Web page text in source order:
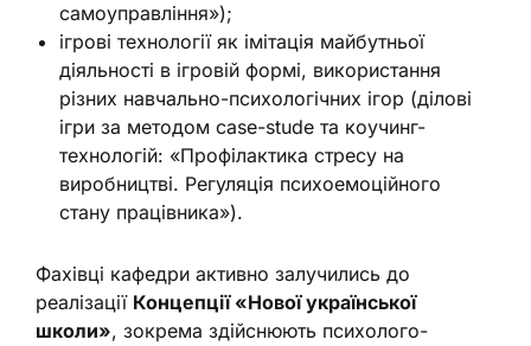
самоуправління»);
ігрові технології як імітація майбутньої
діяльності в ігровій формі, використання
різних навчально-психологічних ігор (ділові
ігри за методом case-stude та коучинг-
технологій: «Профілактика стресу на
виробництві. Регуляція психоемоційного
стану працівника»).
Фахівці кафедри активно залучились до
реалізації Концепції «Нової української
школи», зокрема здійснюють психолого-